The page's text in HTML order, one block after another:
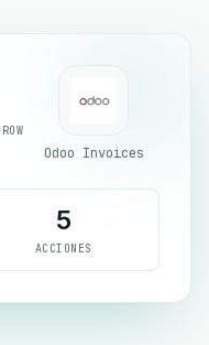
Odoo Invoices
5
ACCIONES